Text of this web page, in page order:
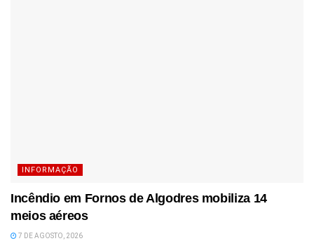
INFORMAÇÃO
Incêndio em Fornos de Algodres mobiliza 14
meios aéreos
7 DE AGOSTO, 2026